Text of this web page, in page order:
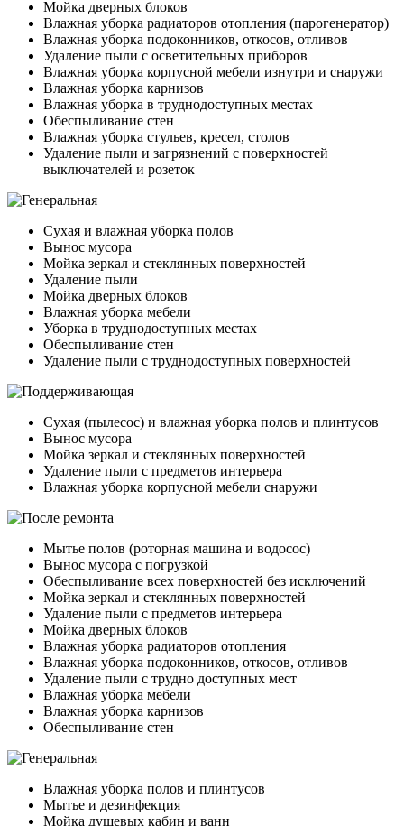
Мойка дверных блоков
Влажная уборка радиаторов отопления (парогенератор)
Влажная уборка подоконников, откосов, отливов
Удаление пыли с осветительных приборов
Влажная уборка корпусной мебели изнутри и снаружи
Влажная уборка карнизов
Влажная уборка в труднодоступных местах
Обеспыливание стен
Влажная уборка стульев, кресел, столов
Удаление пыли и загрязнений с поверхностей
выключателей и розеток
Сухая и влажная уборка полов
Вынос мусора
Мойка зеркал и стеклянных поверхностей
Удаление пыли
Мойка дверных блоков
Влажная уборка мебели
Уборка в труднодоступных местах
Обеспыливание стен
Удаление пыли с труднодоступных поверхностей
Сухая (пылесос) и влажная уборка полов и плинтусов
Вынос мусора
Мойка зеркал и стеклянных поверхностей
Удаление пыли с предметов интерьера
Влажная уборка корпусной мебели снаружи
Мытье полов (роторная машина и водосос)
Вынос мусора с погрузкой
Обеспыливание всех поверхностей без исключений
Мойка зеркал и стеклянных поверхностей
Удаление пыли с предметов интерьера
Мойка дверных блоков
Влажная уборка радиаторов отопления
Влажная уборка подоконников, откосов, отливов
Удаление пыли с трудно доступных мест
Влажная уборка мебели
Влажная уборка карнизов
Обеспыливание стен
Влажная уборка полов и плинтусов
Мытье и дезинфекция
Мойка душевых кабин и ванн